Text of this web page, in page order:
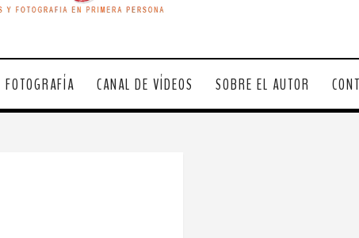
FOTOGRAFÍA CANAL DE VÍDEOS SOBRE EL AUTOR